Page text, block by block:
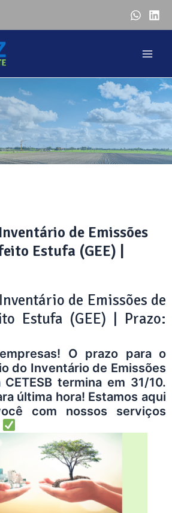
de Emissões
Estufa (GEE) |
de Emissões de
Estufa (GEE) | Prazo:
O prazo para o
do Inventário de Emissões
termina em 31/10.
última hora! Estamos aqui
com nossos serviços